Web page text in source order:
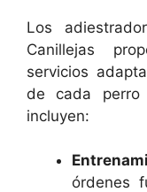
Los
Canillejas
servicios
de cada perro
incluyen:
órdenes